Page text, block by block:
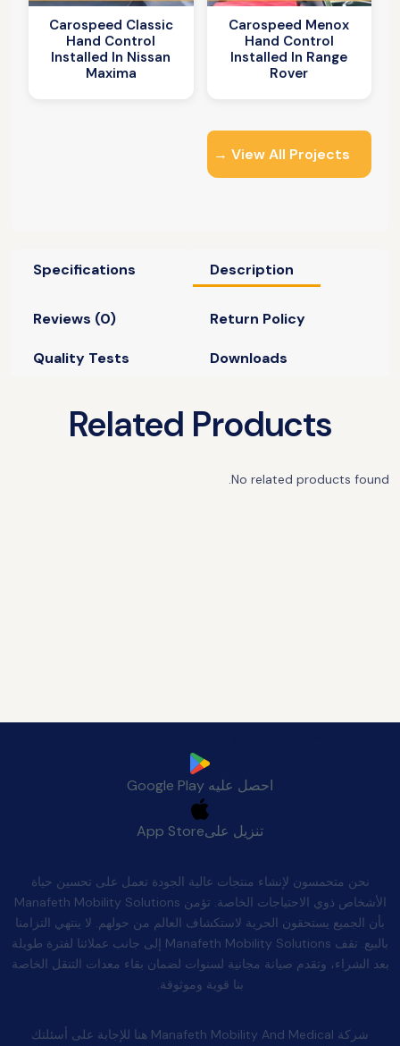
Carospeed Menox
Hand Control
Installed In Range
Rover
Carospeed Classic
Hand Control
Installed In Nissan
Maxima
View All Projects →
Description
Specifications
Return Policy
Reviews (0)
Downloads
Quality Tests
Related Products
No related products found.
احصل عليه Google Play
تنزيل علىApp Store
نحن متحمسون لإنشاء منتجات عالية الجودة تعمل على تحسين حياة
الأشخاص ذوي الاحتياجات الخاصة. تؤمن Manafeth Mobility Solutions
بأن الجميع يستحقون الحرية لاستكشاف العالم من حولهم. لا ينتهي التزامنا
بالبيع. تقف Manafeth Mobility Solutions إلى جانب عملائنا لفترة طويلة
بعد الشراء، وتقدم صيانة مجانية لسنوات لضمان بقاء معدات التنقل الخاصة
بنا قوية وموثوقة.
شركة Manafeth Mobility And Medical هنا للإجابة على أسئلتك